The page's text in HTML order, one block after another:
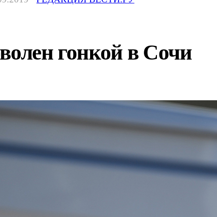
гонкой в Сочи